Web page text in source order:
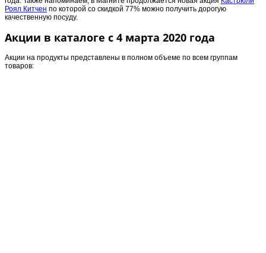
Роял Китчен по которой со скидкой 77% можно получить дорогую
качественную посуду.
Акции в каталоге с 4 марта 2020 года
Акции на продукты представлены в полном объеме по всем группам
товаров: